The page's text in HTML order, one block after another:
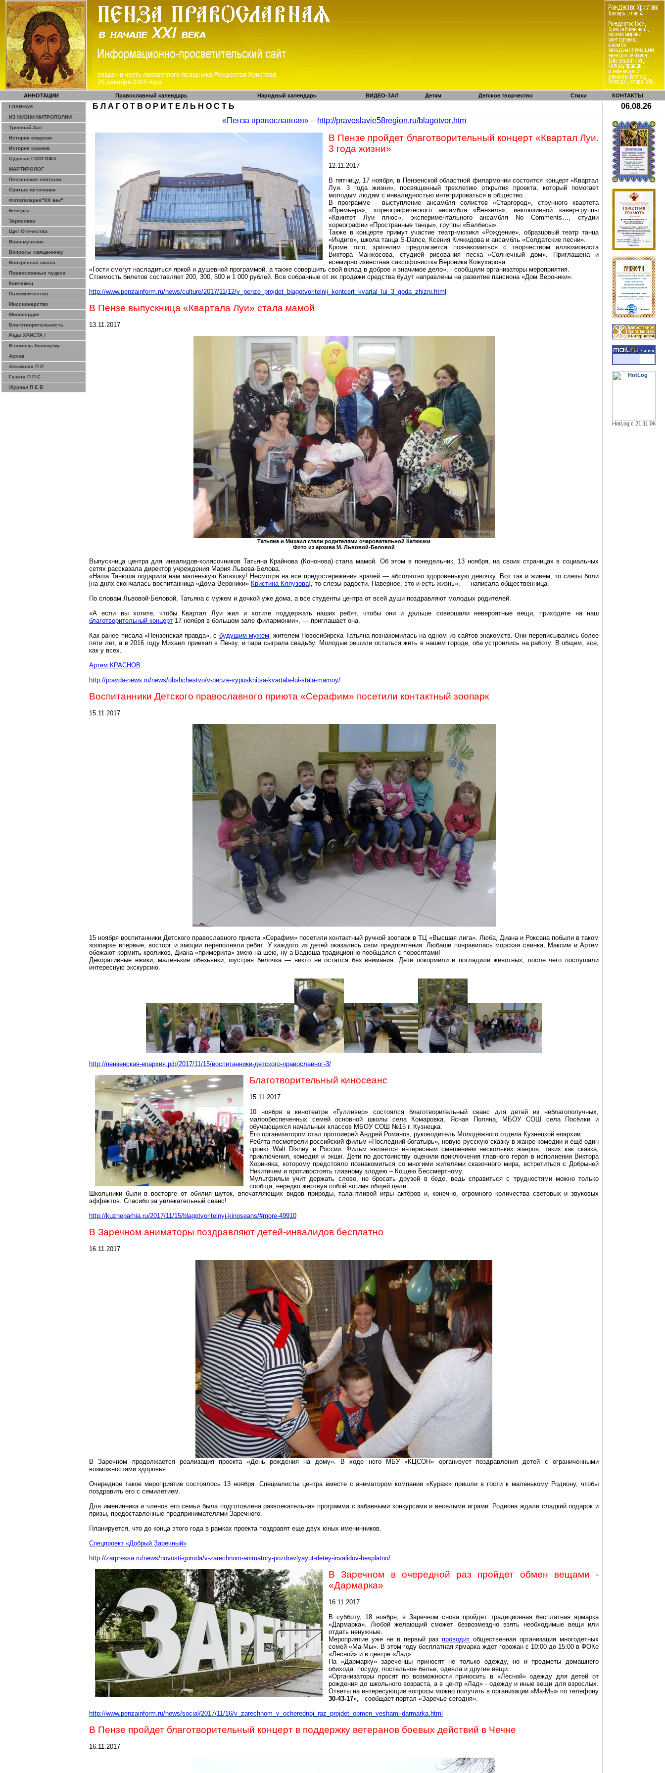
АННОТАЦИИ Православный календарь Народный календарь ВИДЕО-ЗАЛ Детям Детское творчество Стихи КОНТАКТЫ
ГЛАВНАЯ
ИЗ ЖИЗНИ МИТРОПОЛИИ
Тронный Зал
История епархии
История храмов
Сурская ГОЛГОФА
МАРТИРОЛОГ
Пензенские святыни
Святые источники
Фотогалерея"ХХ век"
Беседка
Зарисовки
Щит Отечества
Воин-мученик
Вопросы священнику
Воскресная школа
Православные чудеса
Ковчежец
Паломничество
Миссионерство
Милосердие
Благотворительность
Ради ХРИСТА !
В помощь болящему
Архив
Альманах П Л
Газета П П С
Журнал П Е В
Б Л А Г О Т В О Р И Т Е Л Ь Н О С Т Ь
06.08.26
«Пенза православная» – http://pravoslavie58region.ru/blagotvor.htm
В Пензе пройдет благотворительный концерт «Квартал Луи.
3 года жизни»
12.11.2017
В пятницу, 17 ноября, в Пензенской областной филармонии состоится концерт «Квартал
Луи. 3 года жизни», посвященный трехлетию открытия проекта, который помогает
молодым людям с инвалидностью интегрироваться в общество.
В программе - выступление ансамбля солистов «Старгород», струнного квартета
«Премьера», хореографического ансамбля «Вензеля», инклюзивной кавер-группы
«Квинтет Луи плюс», экспериментального ансамбля
No Comments…, студии
хореографии «Пространные танцы», группы «Балбесы».
Также в концерте примут участие театр-мюзикл «Рождение», образцовый театр танца
«Индиго», школа танца S-Dance, Ксения Кичкидоваи ансамбль «Солдатские песни».
Кроме того, зрителям предлагается познакомиться с творчеством иллюзиониста
Виктора
Манжосова, студией рисования песка «Солнечный дом». Приглашена и
всемирно известная саксофонисткаВероника Кожухарова.
«Гости смогут насладиться яркой и душевной программой, а также совершить свой вклад в доброе и значимое дело», - сообщили организаторы мероприятия.
Стоимость билетов составляет 200, 300, 500 и 1 000 рублей. Все собранные от их продажи средства будут направлены на развитие пансиона «Дом Вероники».
http://www.penzainform.ru/news/culture/2017/11/12/v_penze_projdet_blagotvoritelnij_kontcert_kvartal_lui_3_goda_zhizni.html
В Пензе выпускница «Квартала Луи» стала мамой
13.11.2017
Татьяна и Михаил стали родителями очаровательной Катюшки
Фото из архива М. Львовой-Беловой
Выпускница центра для инвалидов-колясочников Татьяна Крайнова(Кононова) стала мамой. Об этом в понедельник, 13 ноября, на своих страницах в социальных
сетях рассказала директор учреждения Мария Львова-Белова.
«Наша Танюша подарила нам маленькую Катюшку! Несмотря на все предостережения врачей — абсолютно здоровенькую девочку. Вот так и живем, то слезы боли
[на днях скончалась воспитанница «Дома Вероники» Кристина Кляузова], то слезы радости. Наверное, это и есть жизнь», — написала общественница.
По словам Львовой-Беловой, Татьяна с мужем и дочкой уже дома, а все студенты центра от всей души поздравляют молодых родителей.
«А если вы хотите, чтобы Квартал Луи жил и хотите поддержать наших ребят, чтобы они и дальше совершали невероятные вещи, приходите на наш
благотворительный концерт 17 ноября в большом зале филармонии», — приглашает она.
Как ранее писала «Пензенская правда», с будущим мужем, жителем Новосибирска Татьяна познакомилась на одном из сайтов знакомств. Они переписывались более
пяти лет, а в 2016 году Михаил приехал в Пензу, и пара сыграла свадьбу. Молодые решили остаться жить в нашем городе, оба устроились на работу. В общем, все,
как у всех.
Артем КРАСНОВ
http://pravda-news.ru/news/obshchestvo/v-penze-vypusknitsa-kvartala-lui-stala-mamoy/
Воспитанники Детского православного приюта «Серафим» посетили контактный зоопарк
15.11.2017
15 ноября воспитанники Детского православного приюта «Серафим» посетили контактный ручной зоопарк в ТЦ «Высшая лига». Люба, Диана и Роксана побыли в таком
зоопарке впервые, восторг и эмоции переполняли ребят. У каждого из детей оказались свои предпочтения: Любаше понравилась морская свинка, Максим и Артем
обожают кормить кроликов, Диана «примерила» змею на шею, ну а Вадюшатрадиционно пообщался с поросятами!
Декоративные ежики, маленькие обезьянки, шустрая белочка — никто не остался без внимания. Дети покормили и погладили животных, после чего послушали
интересную экскурсию.
http://пензенская-епархия.рф/2017/11/15/воспитанники-детского-православног-3/
Благотворительный киносеанс
15.11.2017
10 ноября в кинотеатре «Гулливер» состоялся благотворительный сеанс для детей из неблагополучных,
малообеспеченных семей основной школы села Комаровка, Ясная Поляна, МБОУ СОШ села Посёлки и
обучающихся начальных классов МБОУ СОШ №15 г. Кузнецка.
Его организатором стал протоиерей Андрей Романов, руководитель Молодёжного отдела Кузнецкой епархии.
Ребята посмотрели российский фильм «Последний богатырь», новую русскую сказку в жанре комедии и ещё один
проектWalt Disney в России. Фильм является интересным смешением нескольких жанров, таких как сказка,
приключения, комедия и экшн. Дети по достоинству оценили приключения главного героя в исполнении Виктора
Хориняка, которому предстояло познакомиться со многими жителями сказочного мира, встретиться с Добрыней
Никитичем и противостоять главному злодею – Кощею Бессмертному.
Мультфильм учит держать слово, не бросать друзей в беде, ведь справиться с трудностями можно только
сообща, нередко жертвуя собой во имя общей цели.
Школьники были в восторге от обилия шуток, впечатляющих видов природы, талантливой игры актёров и, конечно, огромного количества световых и звуковых
эффектов. Спасибо за увлекательный сеанс!
http://kuzneparhia.ru/2017/11/15/blagotvoritelnyj-kinoseans/#more-49910
В Заречном аниматоры поздравляют детей-инвалидов бесплатно
16.11.2017
В Заречном продолжается реализация проекта «День рождения на дому». В ходе него МБУ «КЦСОН» организует поздравления детей с ограниченными
возможностями здоровья.
Очередное такое мероприятие состоялось 13 ноября. Специалисты центра вместе с аниматором компании «Кураж» пришли в гости к маленькому Родиону, чтобы
поздравить его с семилетием.
Для именинника и членов его семьи была подготовлена развлекательная программа с забавными конкурсами и веселыми играми. Родиона ждали сладкий подарок и
призы, предоставленные предпринимателями Заречного.
Планируется, что до конца этого года в рамках проекта поздравят еще двух юных именинников.
Спецпроект «Добрый Заречный»
http://zarpressa.ru/news/novosti-goroda/v-zarechnom-animatory-pozdravlyayut-detey-invalidov-besplatno/
В Заречном в очередной раз пройдет обмен вещами -
«Дармарка»
16.11.2017
В субботу, 18 ноября, в Заречном снова пройдет традиционная бесплатная ярмарка
«Дармарка». Любой желающий сможет безвозмездно взять необходимые вещи или
отдать ненужные.
Мероприятие уже не в первый разпроводит общественная организация многодетных
семей «Ма-Мы». В этом году бесплатная ярмарка ждет горожан с 10:00 до 15:00 вФОКе
«Лесной» и в центре «Лад».
На «Дармарку» зареченцы приносят не только одежду, но и предметы домашнего
обихода: посуду, постельное белье, одеяла и другие вещи.
«Организаторы просят по возможности приносить в «Лесной» одежду для детей от
рождения до школьного возраста, а в центр «Лад» - одежду и иные вещи для взрослых.
Ответы на интересующие вопросы можно получить в организации «Ма-Мы» по телефону
30-43-17», - сообщает портал «Заречье сегодня».
http://www.penzainform.ru/news/social/2017/11/16/v_zarechnom_v_ocherednoj_raz_projdet_obmen_veshami-darmarka.html
В Пензе пройдет благотворительный концерт в поддержку ветеранов боевых действий в Чечне
16.11.2017
HotLog с 21.11.06